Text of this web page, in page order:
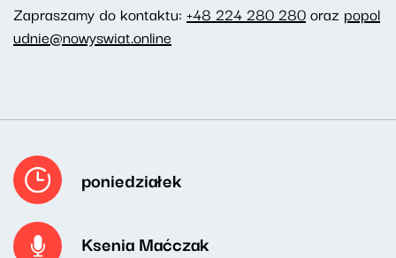
Zapraszamy do kontaktu: +48 224 280 280oraz popol
udnie@nowyswiat.online
poniedziałek
Ksenia Maćczak